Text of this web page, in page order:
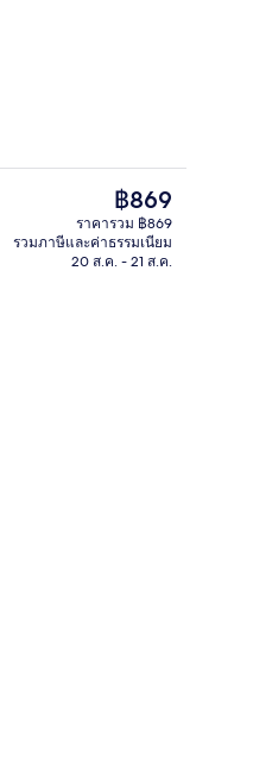
ศูนย์ธุรกิจ
ราคา
ปัจจุบัน
฿869
฿869
ราคารวม ฿869
รวมภาษีและค่าธรรมเนียม
20 ส.ค. - 21 ส.ค.